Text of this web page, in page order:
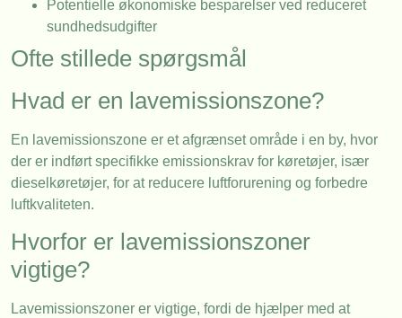
Potentielle økonomiske besparelser ved reduceret
sundhedsudgifter
Ofte stillede spørgsmål
Hvad er en lavemissionszone?
En lavemissionszone er et afgrænset område i en by, hvor
der er indført specifikke emissionskrav for køretøjer, især
dieselkøretøjer, for at reducere luftforurening og forbedre
luftkvaliteten.
Hvorfor er lavemissionszoner
vigtige?
Lavemissionszoner er vigtige, fordi de hjælper med at